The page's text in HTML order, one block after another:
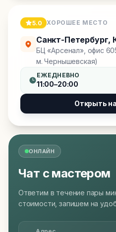
5.0 ХОРОШЕЕ МЕСТО
Санкт-Петербург,
БЦ «Арсенал», офис
м. Чернышевская)
ЕЖЕДНЕВНО
11:00–20:00
Открыть
ОНЛАЙН
Чат с мастером
Ответим в течение пары
стоимости, запишем на